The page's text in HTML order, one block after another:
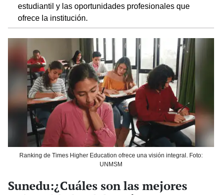
estudiantil y las oportunidades profesionales que
ofrece la institución.
Ranking de Times Higher Education ofrece una visión integral. Foto:
UNMSM
Sunedu:¿Cuáles son las mejores